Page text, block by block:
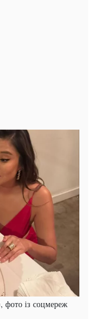
із соцмереж